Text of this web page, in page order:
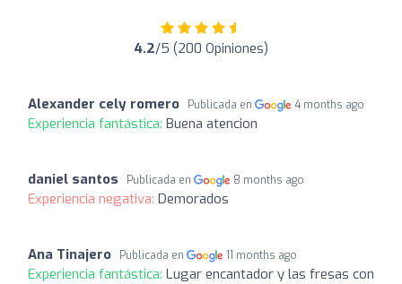
4.2/5 (200 Opiniones)
Alexander cely romero Publicada en 4 months ago
Experiencia fantástica: Buena atencion
daniel santos Publicada en 8 months ago
Experiencia negativa: Demorados
Ana Tinajero Publicada en 11 months ago
Experiencia fantástica: Lugar encantador y las fresas con